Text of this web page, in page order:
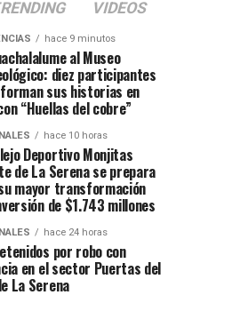
VIDEOS
hace 9 minutos
al Museo
diez participantes
sus historias en
“Huellas del cobre”
hace 10 horas
Deportivo Monjitas
de La Serena se prepara
mayor transformación
de $1.743 millones
hace 24 horas
por robo con
en el sector Puertas del
La Serena